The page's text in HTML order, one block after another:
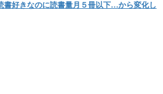
書好きなのに読書量月５冊以下…から変化し